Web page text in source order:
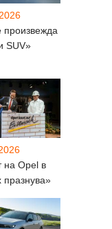
SUV»
на Opel в
празнува»